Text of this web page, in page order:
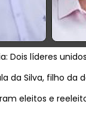
Dois líderes
da Silva, filho da
eleitos e